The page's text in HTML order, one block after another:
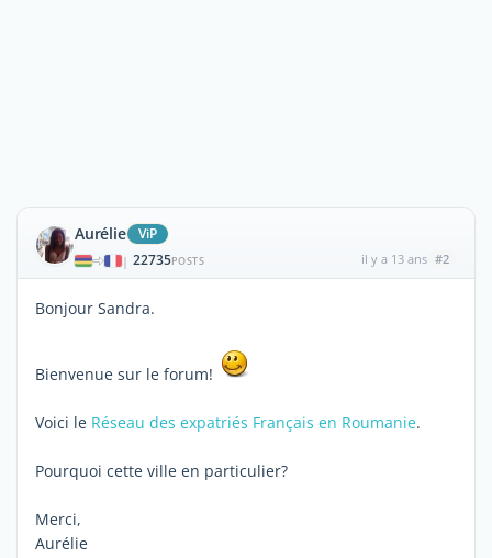
Aurélie ViP
| 22735POSTS il y a 13 ans #2
Bonjour Sandra.
Bienvenue sur le forum!
Voici le Réseau des expatriés Français en Roumanie.
Pourquoi cette ville en particulier?
Merci,
Aurélie